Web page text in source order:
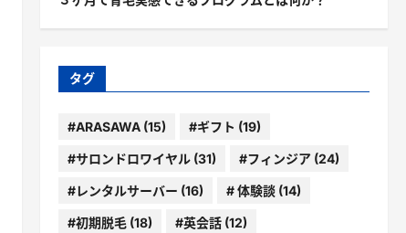
タグ
#ARASAWA(15) #ギフト (19)
#サロンドロワイヤル(31) #フィンジア(24)
#レンタルサーバー (16) # 体験談(14)
#初期脱毛(18) #英会話(12)